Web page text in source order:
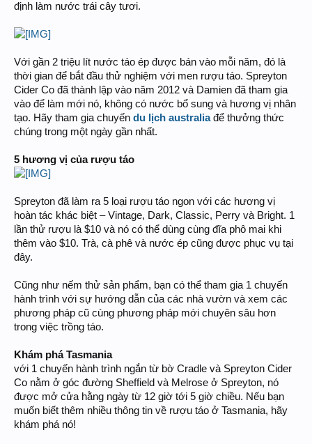
định làm nước trái cây tươi.
Với gần 2 triệu lít nước táo ép được bán vào mỗi năm, đó là
thời gian để bắt đầu thử nghiệm với men rượu táo. Spreyton
Cider Co đã thành lập vào năm 2012 và Damien đã tham gia
vào để làm mới nó, không có nước bổ sung và hương vị nhân
tạo. Hãy tham gia chuyến du lịch australiađể thưởng thức
chúng trong một ngày gần nhất.
5 hương vị của rượu táo
Spreyton đã làm ra 5 loại rượu táo ngon với các hương vị
hoàn tác khác biệt – Vintage, Dark, Classic, Perry và Bright. 1
lần thử rượu là $10 và nó có thể dùng cùng đĩa phô mai khi
thêm vào $10. Trà, cà phê và nước ép cũng được phục vụ tại
đây.
Cũng như nếm thử sản phẩm, bạn có thể tham gia 1 chuyến
hành trình với sự hướng dẫn của các nhà vườn và xem các
phương pháp cũ cùng phương pháp mới chuyên sâu hơn
trong việc trồng táo.
Khám phá Tasmania
với 1 chuyến hành trình ngắn từ bờ Cradle và Spreyton Cider
Co nằm ở góc đường Sheffield và Melrose ở Spreyton, nó
được mở cửa hằng ngày từ 12 giờ tới 5 giờ chiều. Nếu bạn
muốn biết thêm nhiều thông tin về rượu táo ở Tasmania, hãy
khám phá nó!